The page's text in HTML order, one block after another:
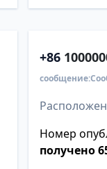
+86
Номер
получено